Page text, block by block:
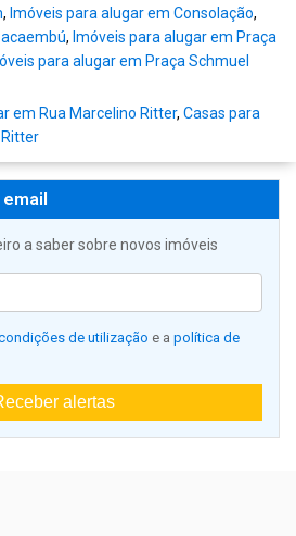
, Imóveis para alugar em Consolação,
, Imóveis para alugar em Praça
para alugar em Praça Schmuel
em Rua Marcelino Ritter, Casas para
a saber sobre novos imóveis
de utilização e a política de
alertas